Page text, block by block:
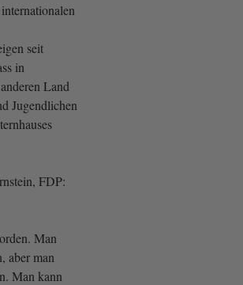
seit
in
Land
Jugendlichen
FDP:
Man
aber man
Man kann